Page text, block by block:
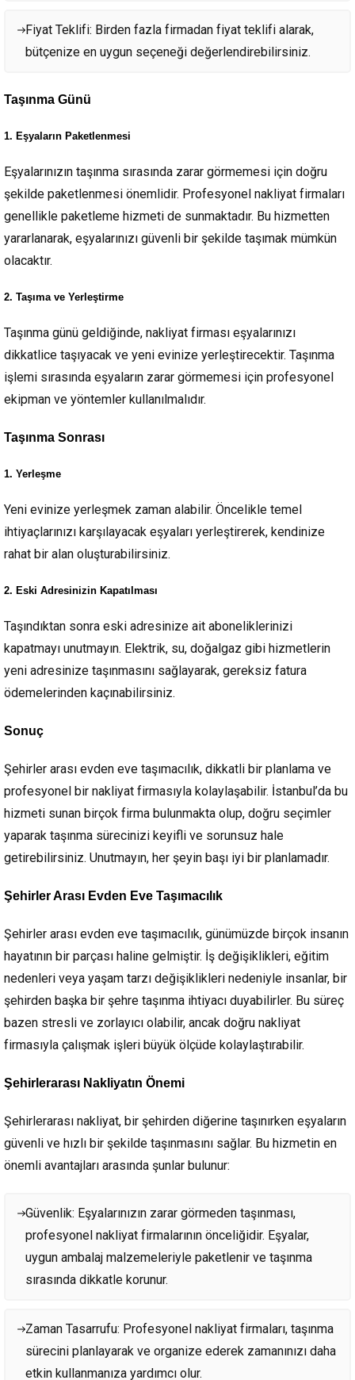
Fiyat Teklifi: Birden fazla firmadan fiyat teklifi alarak,
bütçenize en uygun seçeneği değerlendirebilirsiniz.
Taşınma Günü
1. Eşyaların Paketlenmesi
Eşyalarınızın taşınma sırasında zarar görmemesi için doğru
şekilde paketlenmesi önemlidir. Profesyonel nakliyat firmaları
genellikle paketleme hizmeti de sunmaktadır. Bu hizmetten
yararlanarak, eşyalarınızı güvenli bir şekilde taşımak mümkün
olacaktır.
2. Taşıma ve Yerleştirme
Taşınma günü geldiğinde, nakliyat firması eşyalarınızı
dikkatlice taşıyacak ve yeni evinize yerleştirecektir. Taşınma
işlemi sırasında eşyaların zarar görmemesi için profesyonel
ekipman ve yöntemler kullanılmalıdır.
Taşınma Sonrası
1. Yerleşme
Yeni evinize yerleşmek zaman alabilir. Öncelikle temel
ihtiyaçlarınızı karşılayacak eşyaları yerleştirerek, kendinize
rahat bir alan oluşturabilirsiniz.
2. Eski Adresinizin Kapatılması
Taşındıktan sonra eski adresinize ait aboneliklerinizi
kapatmayı unutmayın. Elektrik, su, doğalgaz gibi hizmetlerin
yeni adresinize taşınmasını sağlayarak, gereksiz fatura
ödemelerinden kaçınabilirsiniz.
Sonuç
Şehirler arası evden eve taşımacılık, dikkatli bir planlama ve
profesyonel bir nakliyat firmasıyla kolaylaşabilir. İstanbul’da bu
hizmeti sunan birçok firma bulunmakta olup, doğru seçimler
yaparak taşınma sürecinizi keyifli ve sorunsuz hale
getirebilirsiniz. Unutmayın, her şeyin başı iyi bir planlamadır.
Şehirler Arası Evden Eve Taşımacılık
Şehirler arası evden eve taşımacılık, günümüzde birçok insanın
hayatının bir parçası haline gelmiştir. İş değişiklikleri, eğitim
nedenleri veya yaşam tarzı değişiklikleri nedeniyle insanlar, bir
şehirden başka bir şehre taşınma ihtiyacı duyabilirler. Bu süreç
bazen stresli ve zorlayıcı olabilir, ancak doğru nakliyat
firmasıyla çalışmak işleri büyük ölçüde kolaylaştırabilir.
Şehirlerarası Nakliyatın Önemi
Şehirlerarası nakliyat, bir şehirden diğerine taşınırken eşyaların
güvenli ve hızlı bir şekilde taşınmasını sağlar. Bu hizmetin en
önemli avantajları arasında şunlar bulunur:
Güvenlik: Eşyalarınızın zarar görmeden taşınması,
profesyonel nakliyat firmalarının önceliğidir. Eşyalar,
uygun ambalaj malzemeleriyle paketlenir ve taşınma
sırasında dikkatle korunur.
Zaman Tasarrufu: Profesyonel nakliyat firmaları, taşınma
sürecini planlayarak ve organize ederek zamanınızı daha
etkin kullanmanıza yardımcı olur.